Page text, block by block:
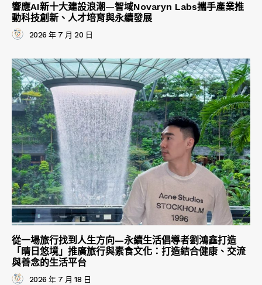
響應AI新十大建設浪潮—智域Novaryn Labs攜手產業推
動科技創新、人才培育與永續發展
2026 年 7 月 20 日
從一場旅行找到人生方向—永續生活倡導者劉鴻鑫打造
「晴日悠境」推廣旅行與素食文化：打造結合健康、交流
與善念的生活平台
2026 年 7 月 18 日